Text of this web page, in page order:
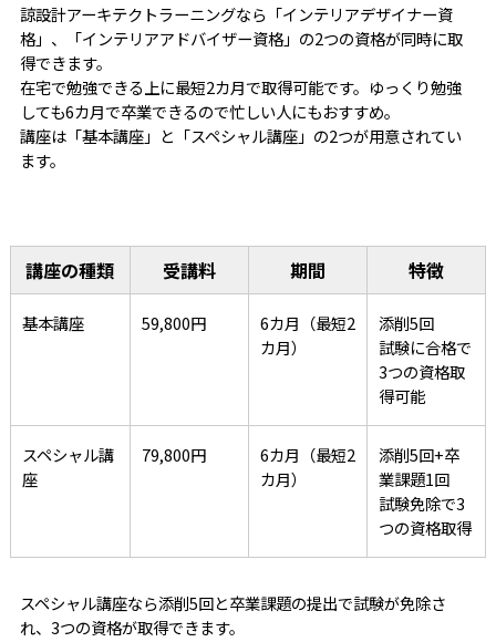
諒設計アーキテクトラーニングなら「インテリアデザイナー資
格」、「インテリアアドバイザー資格」の2つの資格が同時に取
得できます。
在宅で勉強できる上に最短2カ月で取得可能です。ゆっくり勉強
しても6カ月で卒業できるので忙しい人にもおすすめ。
講座は「基本講座」と「スペシャル講座」の2つが用意されてい
ます。
講座の種類 受講料 期間 特徴
基本講座 59,800円
6カ月（最短2
カ月）
添削5回
試験に合格で
3つの資格取
得可能
スペシャル講
座
79,800円
6カ月（最短2
カ月）
添削5回+卒
業課題1回
試験免除で3
つの資格取得
スペシャル講座なら添削5回と卒業課題の提出で試験が免除さ
れ、3つの資格が取得できます。